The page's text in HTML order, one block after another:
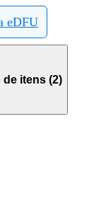
eDFU
itens (2)